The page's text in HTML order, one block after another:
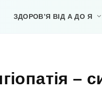
ЗДОРОВ’Я ВІД А ДО Я
–